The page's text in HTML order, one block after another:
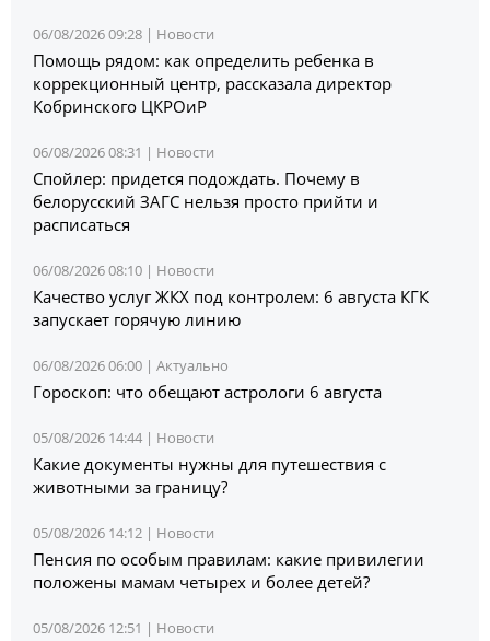
06/08/2026 09:28 | Новости
Помощь рядом: как определить ребенка в
коррекционный центр, рассказала директор
Кобринского ЦКРОиР
06/08/2026 08:31 | Новости
Спойлер: придется подождать. Почему в
белорусский ЗАГС нельзя просто прийти и
расписаться
06/08/2026 08:10 | Новости
Качество услуг ЖКХ под контролем: 6 августа КГК
запускает горячую линию
06/08/2026 06:00 | Актуально
Гороскоп: что обещают астрологи 6 августа
05/08/2026 14:44 | Новости
Какие документы нужны для путешествия с
животными за границу?
05/08/2026 14:12 | Новости
Пенсия по особым правилам: какие привилегии
положены мамам четырех и более детей?
05/08/2026 12:51 | Новости